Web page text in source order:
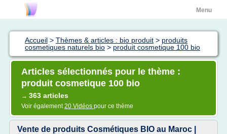
Menu
Accueil > Thèmes & articles : bio produit > produits
cosmetiques naturels bio > produit cosmetique 100 bio
Articles sélectionnés pour le thème :
produit cosmetique 100 bio
→ 363 articles
Voir également20 Vidéos pour ce thème
Vente de produits Cosmétiques BIO au Maroc |